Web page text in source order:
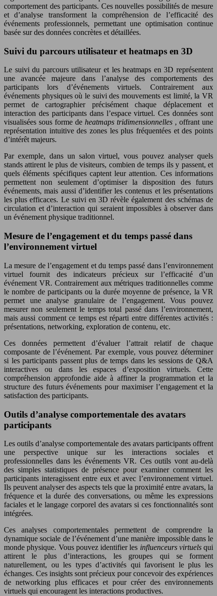
comportement des participants. Ces nouvelles possibilités de mesure
et d’analyse transforment la compréhension de l’efficacité des
événements professionnels, permettant une optimisation continue
basée sur des données concrètes et détaillées.
Suivi du parcours utilisateur et heatmaps en 3D
Le suivi du parcours utilisateur et les heatmaps en 3D représentent
une avancée majeure dans l’analyse des comportements des
participants lors d’événements virtuels. Contrairement aux
événements physiques où le suivi des mouvements est limité, la VR
permet de cartographier précisément chaque déplacement et
interaction des participants dans l’espace virtuel. Ces données sont
visualisées sous forme de heatmaps tridimensionnelles , offrant une
représentation intuitive des zones les plus fréquentées et des points
d’intérêt majeurs.
Par exemple, dans un salon virtuel, vous pouvez analyser quels
stands attirent le plus de visiteurs, combien de temps ils y passent, et
quels éléments spécifiques captent leur attention. Ces informations
permettent non seulement d’optimiser la disposition des futurs
événements, mais aussi d’identifier les contenus et les présentations
les plus efficaces. Le suivi en 3D révèle également des schémas de
circulation et d’interaction qui seraient impossibles à observer dans
un événement physique traditionnel.
Mesure de l’engagement et du temps passé dans
l’environnement virtuel
La mesure de l’engagement et du temps passé dans l’environnement
virtuel fournit des indicateurs précieux sur l’efficacité d’un
événement VR. Contrairement aux métriques traditionnelles comme
le nombre de participants ou la durée moyenne de présence, la VR
permet une analyse granulaire de l’engagement. Vous pouvez
mesurer non seulement le temps total passé dans l’environnement,
mais aussi comment ce temps est réparti entre différentes activités :
présentations, networking, exploration de contenu, etc.
Ces données permettent d’évaluer l’attrait relatif de chaque
composante de l’événement. Par exemple, vous pouvez déterminer
si les participants passent plus de temps dans les sessions de Q&A
interactives ou dans les espaces d’exposition virtuels. Cette
compréhension approfondie aide à affiner la programmation et la
structure des futurs événements pour maximiser l’engagement et la
satisfaction des participants.
Outils d’analyse comportementale des avatars
participants
Les outils d’analyse comportementale des avatars participants offrent
une perspective unique sur les interactions sociales et
professionnelles dans les événements VR. Ces outils vont au-delà
des simples statistiques de présence pour examiner comment les
participants interagissent entre eux et avec l’environnement virtuel.
Ils peuvent analyser des aspects tels que la proximité entre avatars, la
fréquence et la durée des conversations, ou même les expressions
faciales et le langage corporel des avatars si ces fonctionnalités sont
intégrées.
Ces analyses comportementales permettent de comprendre la
dynamique sociale de l’événement d’une manière impossible dans le
monde physique. Vous pouvez identifier les influenceurs virtuels qui
attirent le plus d’interactions, les groupes qui se forment
naturellement, ou les types d’activités qui favorisent le plus les
échanges. Ces insights sont précieux pour concevoir des expériences
de networking plus efficaces et pour créer des environnements
virtuels qui encouragent les interactions productives.